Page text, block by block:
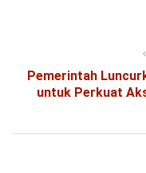
Pemerintah
untuk Perkuat